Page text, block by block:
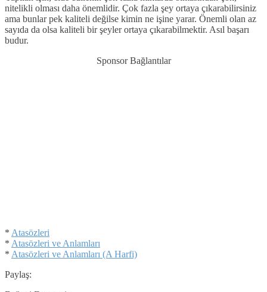
nitelikli olması daha önemlidir. Çok fazla şey ortaya çıkarabilirsiniz
ama bunlar pek kaliteli değilse kimin ne işine yarar. Önemli olan az
sayıda da olsa kaliteli bir şeyler ortaya çıkarabilmektir. Asıl başarı
budur.
Sponsor Bağlantılar
* Atasözleri
* Atasözleri ve Anlamları
* Atasözleri ve Anlamları (A Harfi)
Paylaş: